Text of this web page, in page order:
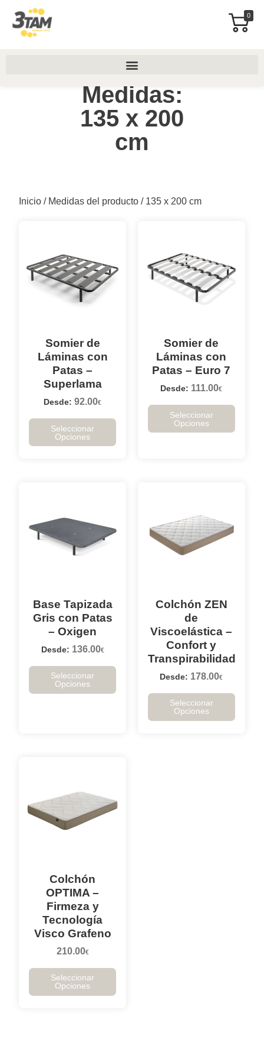
0
Medidas:
135 x 200
cm
Inicio / Medidas del producto / 135 x 200 cm
Somier de
Láminas con
Patas –
Superlama
Desde:92.00€
Seleccionar
Opciones
Somier de
Láminas con
Patas – Euro 7
Desde: 111.00€
Seleccionar
Opciones
Base Tapizada
Gris con Patas
– Oxigen
Desde: 136.00€
Seleccionar
Opciones
Colchón ZEN
de
Viscoelástica –
Confort y
Transpirabilidad
Desde: 178.00€
Seleccionar
Opciones
Colchón
OPTIMA –
Firmeza y
Tecnología
Visco Grafeno
210.00€
Seleccionar
Opciones